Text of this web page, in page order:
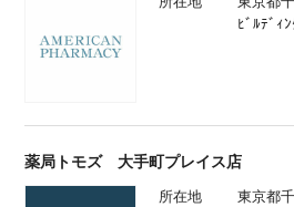
ﾋﾞﾙﾃﾞｨ
薬局トモズ 大手町プレイス店
所在地
東京都